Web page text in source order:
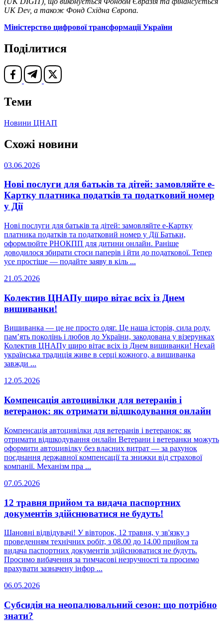
UK Dev, а також Фонд Східна Європа.
Міністерство цифрової трансформації України
Поділитися
Теми
Новини ЦНАП
Схожі новини
03.06.2026
Нові послуги для батьків та дітей: замовляйте е-
Картку платника податків та податковий номер
у Дії
Нові послуги для батьків та дітей: замовляйте е-Картку
платника податків та податковий номер у Дії Батьки,
оформлюйте РНОКПП для дитини онлайн. Раніше
доводилося збирати стоси паперів і йти до податкової. Тепер
усе простіше — подайте заяву в кіль ...
21.05.2026
Колектив ЦНАПу щиро вітає всіх із Днем
вишиванки!
Вишиванка — це не просто одяг. Це наша історія, сила роду,
пам’ять поколінь і любов до України, закодована у візерунках
Колектив ЦНАПу щиро вітає всіх із Днем вишиванки! Нехай
українська традиція живе в серці кожного, а вишиванка
завжди ...
12.05.2026
Компенсація автоцивілки для ветеранів і
ветеранок: як отримати відшкодування онлайн
Компенсація автоцивілки для ветеранів і ветеранок: як
отримати відшкодування онлайн Ветерани і ветеранки можуть
оформити автоцивілку без власних витрат — за рахунок
поєднання державної компенсації та знижки від страхової
компанії. Механізм пра ...
07.05.2026
12 травня прийом та видача паспортних
документів здійснюватися не будуть!
Шановні відвідувачі! У вівторок, 12 травня, у зв'язку з
проведенням технічних робіт, з 08.00 до 14.00 прийом та
видача паспортних документів здійснюватися не будуть.
Просимо вибачення за тимчасові незручності та просимо
врахувати зазначену інфор ...
06.05.2026
Субсидія на неопалювальний сезон: що потрібно
знати?